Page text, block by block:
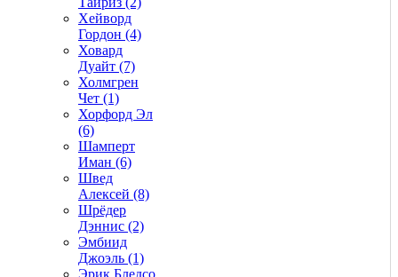
Хейворд
Гордон (4)
Ховард
Дуайт (7)
Холмгрен
Чет (1)
Хорфорд Эл
(6)
Шамперт
Иман (6)
Швед
Алексей (8)
Шрёдер
Дэннис (2)
Эмбиид
Джоэль (1)
Эрик Бледсо